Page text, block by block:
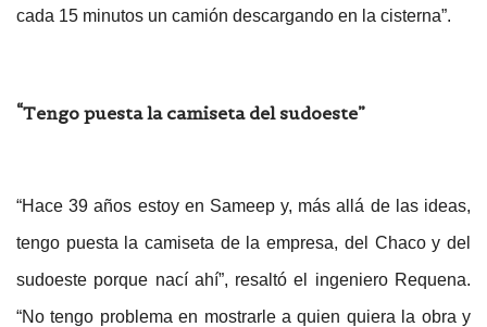
cada 15 minutos un camión descargando en la cisterna”.
“Tengo puesta la camiseta del sudoeste”
“Hace 39 años estoy en Sameep y, más allá de las ideas,
tengo puesta la camiseta de la empresa, del Chaco y del
sudoeste porque nací ahí”, resaltó el ingeniero Requena.
“No tengo problema en mostrarle a quien quiera la obra y